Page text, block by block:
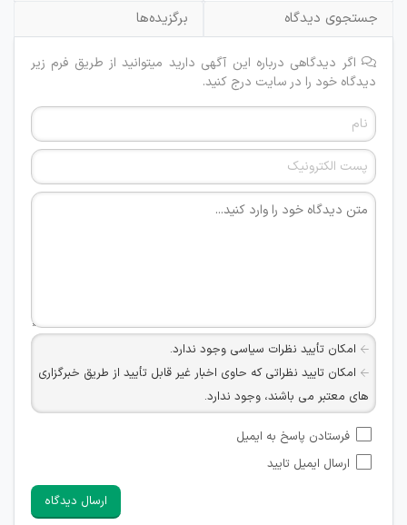
جستجوی دیدگاه
برگزیده‌ها
اگر دیدگاهی درباره این آگهی دارید میتوانید از طریق فرم زیر
دیدگاه خود را در سایت درج کنید.
امکان تأیید نظرات سیاسی وجود ندارد.
امکان تایید نظراتی که حاوی اخبار غیر قابل تأیید از طریق خبرگزاری
های معتبر می باشند، وجود ندارد.
شبکه های مجازی ارتباطی می باشند وجود ندارد.
امکان تأیید نظرات کاربرانی که به هر طریقی قصد مأیوس کردن
هرگونه تحریک، تحقیر و کنایه به سایر افراد (مسئول و غیر مسئول)
فرستادن پاسخ به ایمیل
ارسال ایمیل تایید
ارسال دیدگاه